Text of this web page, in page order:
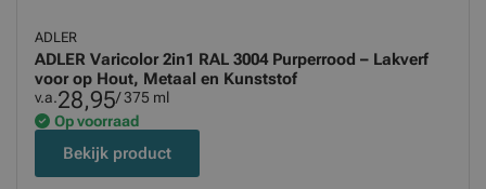
ADLER
ADLER Varicolor 2in1 RAL 3004 Purperrood – Lakverf
voor op Hout, Metaal en Kunststof
v.a.28,95/ 375 ml
Op voorraad
Bekijk product